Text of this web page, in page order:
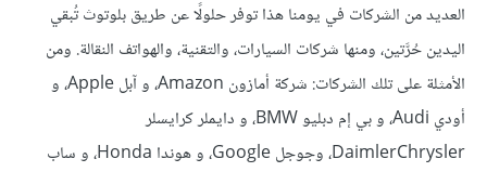
العديد من الشركات في يومنا هذا توفر حلولًا عن طريق بلوتوث تُبقي
اليدين حُرَّتين، ومنها شركات السيارات، والتقنية، والهواتف النقالة. ومن
الأمثلة على تلك الشركات: شركة أمازون Amazon، و آبل Apple، و
أودي Audi، و بي إم دبليو BMW، و دايملر كرايسلر
DaimlerChrysler، وجوجل Google، و هوندا Honda، و ساب